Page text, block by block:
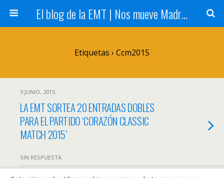
El blog de la EMT | Nos mueve Madrid
Etiquetas › Ccm2015
9 JUNIO, 2015
LA EMT SORTEA 20 ENTRADAS DOBLES
PARA EL PARTIDO ‘CORAZÓN CLASSIC
MATCH 2015’
SIN RESPUESTA